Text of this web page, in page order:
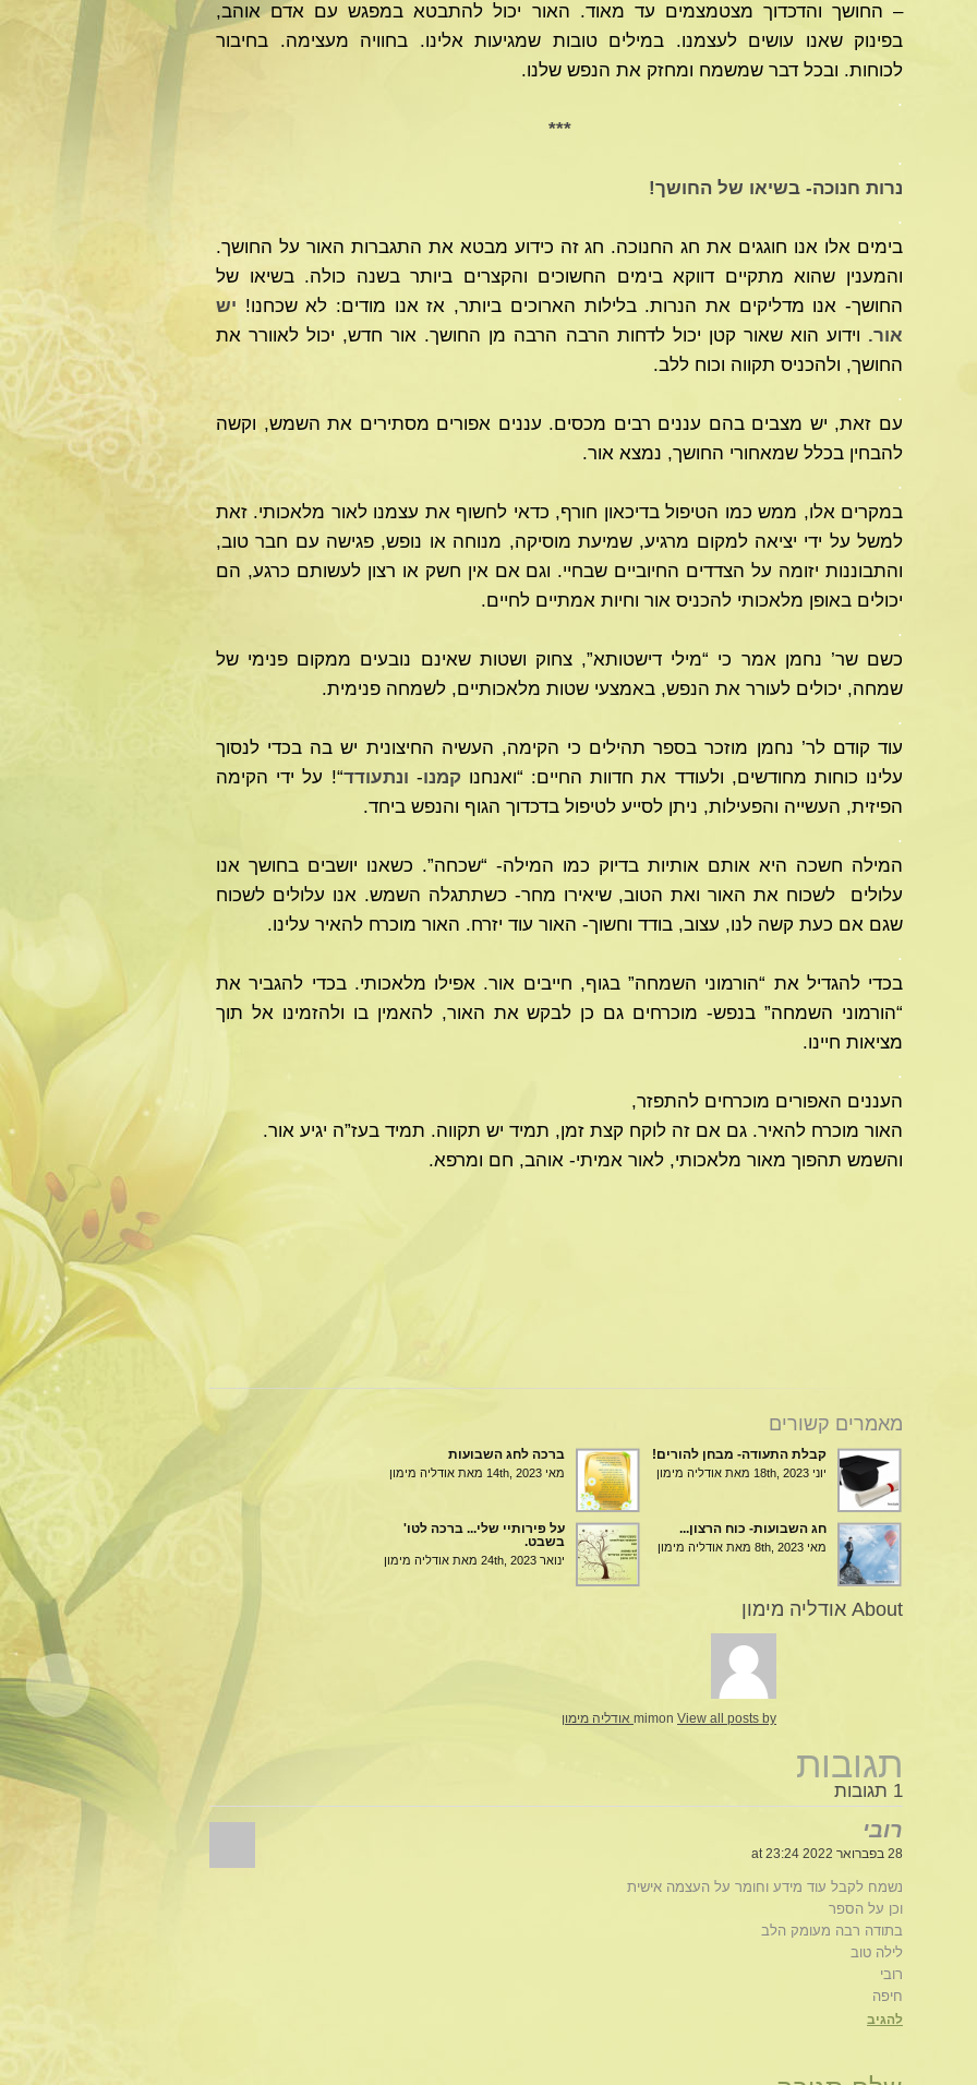
– החושך והדכדוך מצטמצמים עד מאוד. האור יכול להתבטא במפגש עם אדם אוהב,
בפינוק שאנו עושים לעצמנו. במילים טובות שמגיעות אלינו. בחוויה מעצימה. בחיבור
לכוחות. ובכל דבר שמשמח ומחזק את הנפש שלנו.
.
***
.
נרות חנוכה- בשיאו של החושך!
.
בימים אלו אנו חוגגים את חג החנוכה. חג זה כידוע מבטא את התגברות האור על החושך.
והמענין שהוא מתקיים דווקא בימים החשוכים והקצרים ביותר בשנה כולה. בשיאו של
החושך- אנו מדליקים את הנרות. בלילות הארוכים ביותר, אז אנו מודים: לא שכחנו! יש
אור. וידוע הוא שאור קטן יכול לדחות הרבה הרבה מן החושך. אור חדש, יכול לאוורר את
החושך, ולהכניס תקווה וכוח ללב.
.
עם זאת, יש מצבים בהם עננים רבים מכסים. עננים אפורים מסתירים את השמש, וקשה
להבחין בכלל שמאחורי החושך, נמצא אור.
.
במקרים אלו, ממש כמו הטיפול בדיכאון חורף, כדאי לחשוף את עצמנו לאור מלאכותי. זאת
למשל על ידי יציאה למקום מרגיע, שמיעת מוסיקה, מנוחה או נופש, פגישה עם חבר טוב,
והתבוננות יזומה על הצדדים החיוביים שבחיי. וגם אם אין חשק או רצון לעשותם כרגע, הם
יכולים באופן מלאכותי להכניס אור וחיות אמתיים לחיים.
.
כשם שר’ נחמן אמר כי “מילי דישטותא”, צחוק ושטות שאינם נובעים ממקום פנימי של
שמחה, יכולים לעורר את הנפש, באמצעי שטות מלאכותיים, לשמחה פנימית.
.
עוד קודם לר’ נחמן מוזכר בספר תהילים כי הקימה, העשיה החיצונית יש בה בכדי לנסוך
עלינו כוחות מחודשים, ולעודד את חדוות החיים: “ואנחנוקמנו- ונתעודד“! על ידי הקימה
הפיזית, העשייה והפעילות, ניתן לסייע לטיפול בדכדוך הגוף והנפש ביחד.
.
המילה חשכה היא אותם אותיות בדיוק כמו המילה- “שכחה”. כשאנו יושבים בחושך אנו
עלולים לשכוח את האור ואת הטוב, שיאירו מחר- כשתתגלה השמש. אנו עלולים לשכוח
שגם אם כעת קשה לנו, עצוב, בודד וחשוך- האור עוד יזרח. האור מוכרח להאיר עלינו.
.
בכדי להגדיל את “הורמוני השמחה” בגוף, חייבים אור. אפילו מלאכותי. בכדי להגביר את
“הורמוני השמחה” בנפש- מוכרחים גם כן לבקש את האור, להאמין בו ולהזמינו אל תוך
מציאות חיינו.
.
העננים האפורים מוכרחים להתפזר,
האור מוכרח להאיר. גם אם זה לוקח קצת זמן, תמיד יש תקווה. תמיד בעז”ה יגיע אור.
והשמש תהפוך מאור מלאכותי, לאור אמיתי- אוהב, חם ומרפא.
מאמרים קשורים
קבלת התעודה- מבחן להורים!
יוני 18th, 2023 מאת אודליה מימון
ברכה לחג השבועות
מאי 14th, 2023 מאת אודליה מימון
חג השבועות- כוח הרצון...
מאי 8th, 2023 מאת אודליה מימון
על פירותיי שלי... ברכה לטו'
בשבט.
ינואר 24th, 2023 מאת אודליה מימון
About אודליה מימון
mimon View all posts by אודליה מימון
תגובות
1 תגובות
רובי
28 בפברואר 2022 at 23:24
נשמח לקבל עוד מידע וחומר על העצמה אישית
וכן על הספר
בתודה רבה מעומק הלב
לילה טוב
רובי
חיפה
להגיב